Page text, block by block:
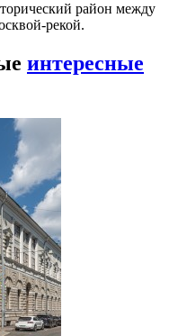
район между
рекой.
интересные